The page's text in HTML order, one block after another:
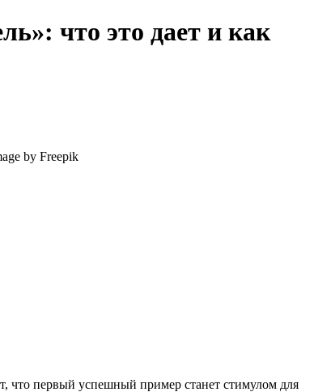
что это дает и как
что первый успешный пример станет стимулом для